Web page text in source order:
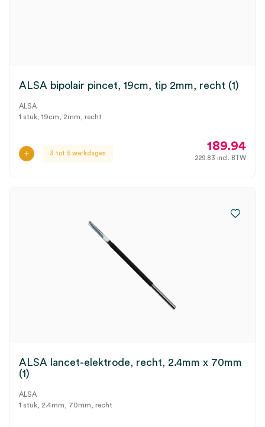
ALSA bipolair pincet, 19cm, tip 2mm, recht (1)
ALSA
1 stuk, 19cm, 2mm, recht
3 tot 5 werkdagen
189.94
229.83 incl. BTW
ALSA lancet-elektrode, recht, 2.4mm x 70mm
(1)
ALSA
1 stuk, 2.4mm, 70mm, recht